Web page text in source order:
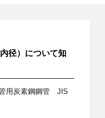
径）について知
炭素鋼鋼管 JIS